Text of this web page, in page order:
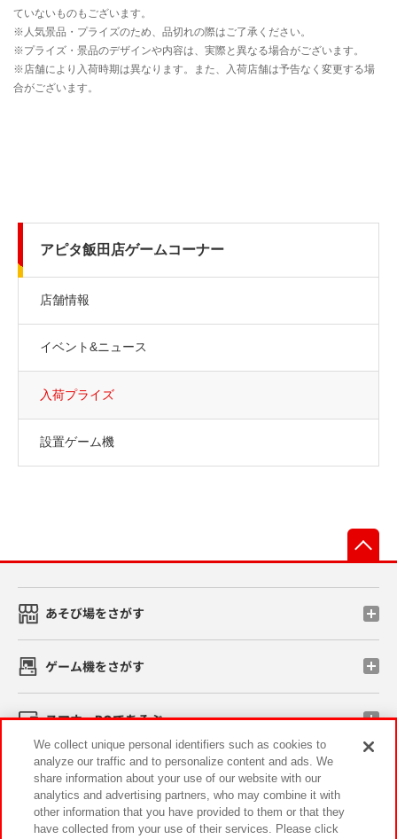
アピタ飯田店ゲームコーナー
店舗情報
イベント&ニュース
入荷プライズ
設置ゲーム機
あそび場をさがす
ゲーム機をさがす
スマホ・PCであそぶ
イベント・キャンペーン
We collect unique personal identifiers such as cookies to
analyze our traffic and to personalize content and ads. We
share information about your use of our website with our
analytics and advertising partners, who may combine it with
other information that you have provided to them or that they
have collected from your use of their services. Please click